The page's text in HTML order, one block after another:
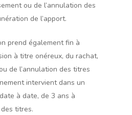
ou de l’annulation des
de l’apport.
prend également fin à
à titre onéreux, du rachat,
de l’annulation des titres
intervient dans un
à date, de 3 ans à
titres.